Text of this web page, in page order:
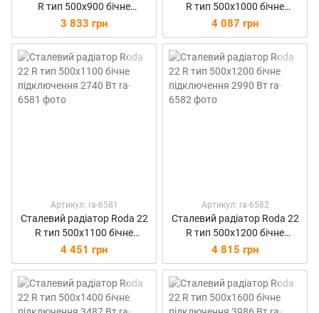
R тип 500х900 бічне
підключення 2242 Вт
3 833 грн
R тип 500х1000 бічне
підключення 2491 Вт
4 087 грн
Артикул: ra-6581
Сталевий радіатор Roda 22
R тип 500х1100 бічне
підключення 2740 Вт
4 451 грн
Артикул: ra-6582
Сталевий радіатор Roda 22
R тип 500х1200 бічне
підключення 2990 Вт
4 815 грн